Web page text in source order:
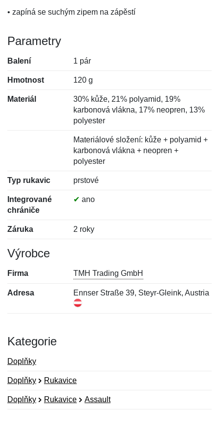
• zapíná se suchým zipem na zápěstí
Parametry
Balení 1 pár
Hmotnost 120 g
Materiál
30% kůže, 21% polyamid, 19%
karbonová vlákna, 17% neopren, 13%
polyester
Materiálové složení: kůže + polyamid +
karbonová vlákna + neopren +
polyester
Typ rukavic prstové
Integrované
chrániče
✔ ano
Záruka 2 roky
Výrobce
Firma TMH Trading GmbH
Adresa Ennser Straße 39, Steyr-Gleink, Austria
Kategorie
Doplňky
Doplňky Rukavice
Doplňky Rukavice Assault